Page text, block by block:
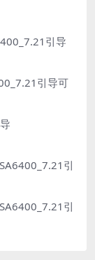
引导
引导可
引
引